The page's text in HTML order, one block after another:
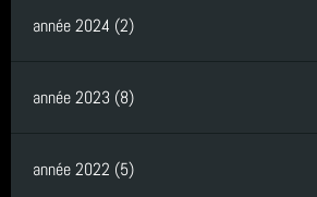
année 2024 (2)
année 2023 (8)
année 2022 (5)